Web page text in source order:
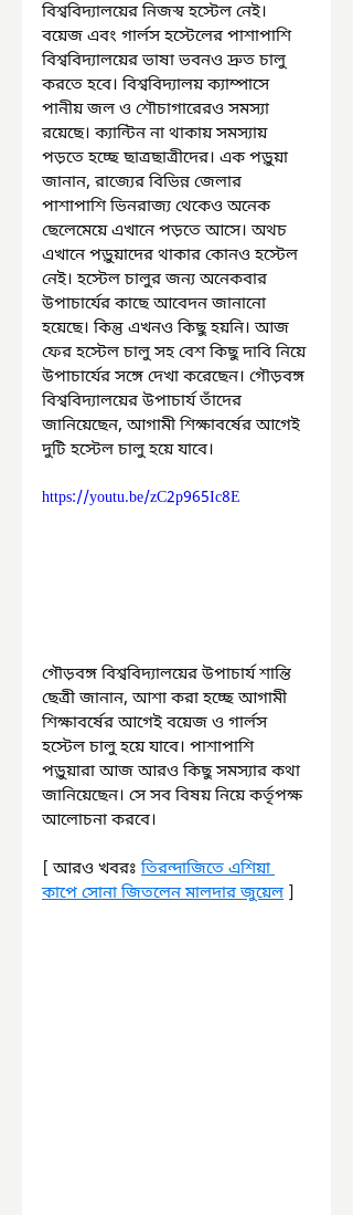
বিশ্ববিদ্যালয়ের নিজস্ব হস্টেল নেই।
বয়েজ এবং গার্লস হস্টেলের পাশাপাশি
বিশ্ববিদ্যালয়ের ভাষা ভবনও দ্রুত চালু
করতে হবে। বিশ্ববিদ্যালয় ক্যাম্পাসে
পানীয় জল ও শৌচাগারেরও সমস্যা
রয়েছে। ক্যান্টিন না থাকায় সমস্যায়
পড়তে হচ্ছে ছাত্রছাত্রীদের। এক পড়ুয়া
জানান, রাজ্যের বিভিন্ন জেলার
পাশাপাশি ভিনরাজ্য থেকেও অনেক
ছেলেমেয়ে এখানে পড়তে আসে। অথচ
এখানে পড়ুয়াদের থাকার কোনও হস্টেল
নেই। হস্টেল চালুর জন্য অনেকবার
উপাচার্যের কাছে আবেদন জানানো
হয়েছে। কিন্তু এখনও কিছু হয়নি। আজ
ফের হস্টেল চালু সহ বেশ কিছু দাবি নিয়ে
উপাচার্যের সঙ্গে দেখা করেছেন। গৌড়বঙ্গ
বিশ্ববিদ্যালয়ের উপাচার্য তাঁদের
জানিয়েছেন, আগামী শিক্ষাবর্ষের আগেই
দুটি হস্টেল চালু হয়ে যাবে।
https://youtu.be/zC2p965Ic8E
গৌড়বঙ্গ বিশ্ববিদ্যালয়ের উপাচার্য শান্তি
ছেত্রী জানান, আশা করা হচ্ছে আগামী
শিক্ষাবর্ষের আগেই বয়েজ ও গার্লস
হস্টেল চালু হয়ে যাবে। পাশাপাশি
পড়ুয়ারা আজ আরও কিছু সমস্যার কথা
জানিয়েছেন। সে সব বিষয় নিয়ে কর্তৃপক্ষ
আলোচনা করবে।
[ আরও খবরঃ তিরন্দাজিতে এশিয়া
কাপে সোনা জিতলেন মালদার জুয়েল ]